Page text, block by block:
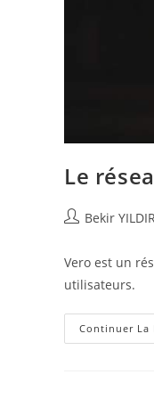
Le
Auteur/autrice
la
Bekir
Vero est un
utilisateurs.
Continuer La